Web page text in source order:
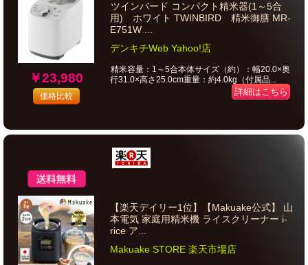
￥23,980
価格比較
ツインバード コンパクト精米器(1～5合
用) ホワイト TWINBIRD 精米御膳 MR-
E751W ...
デンキチWeb Yahoo!店
精米容量：1～5合本体サイズ（約）：幅20.0×奥
行31.0×高さ25.0cm重量：約4.0kg（付属品...
詳細はこちら
【楽天デイリー1位】【Makuake公式】 山
本電気 家庭用精米機 ライスクリーナー i-
rice ア...
Makuake STORE 楽天市場店